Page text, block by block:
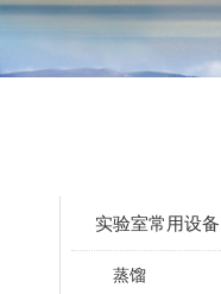
实验室常用设备
蒸馏